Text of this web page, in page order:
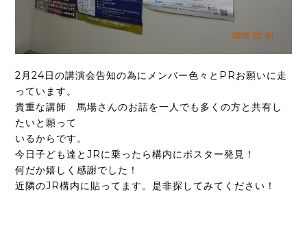
2月24日の講演会告知の為にメンバー色々とPRお願いに走
っています。
貴重な講師 馬場さんのお話を一人でも多くの方と共有し
たいと願って
いるからです。
今日子ども達とJRに乗ったら構内にポスター発見！
何だか嬉しく感謝でした！
近隣のJR構内に貼ってます。是非探してみてください！